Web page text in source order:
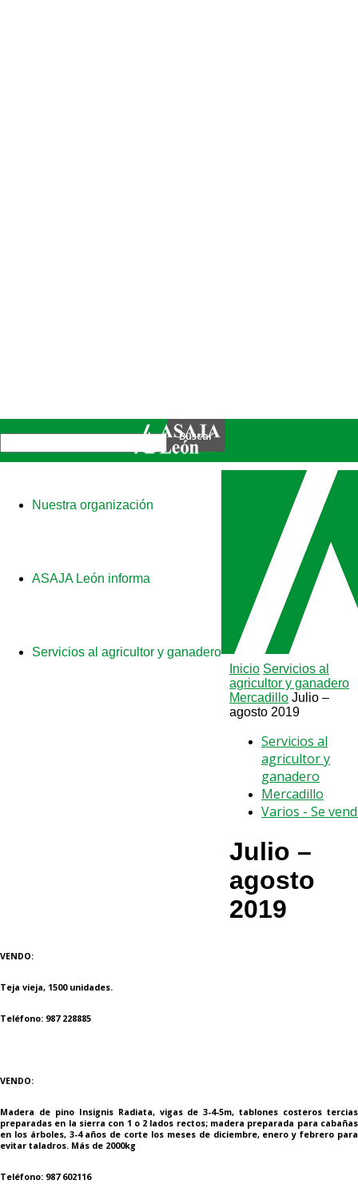
Nuestra organización
ASAJA León informa
Servicios al agricultor y ganadero
Inicio Servicios al
agricultor y ganadero
Mercadillo Julio –
agosto 2019
Servicios al
agricultor y
ganadero
Mercadillo
Varios - Se
Julio –
agosto
2019
VENDO:
Teja vieja, 1500 unidades.
Teléfono: 987 228885
VENDO:
Madera de pino Insignis Radiata, vigas de 3-4-5m, tablones costeros tercias
preparadas en la sierra con 1 o 2 lados rectos; madera preparada para cabañas
en los árboles, 3-4 años de corte los meses de diciembre, enero y febrero para
evitar taladros. Más de 2000kg
Teléfono: 987 602116